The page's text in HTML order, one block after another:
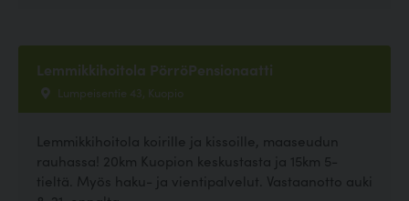
Lemmikkihoitola PörröPensionaatti
Lumpeisentie 43, Kuopio
Lemmikkihoitola koirille ja kissoille, maaseudun
rauhassa! 20km Kuopion keskustasta ja 15km 5-
tieltä. Myös haku- ja vientipalvelut. Vastaanotto auki